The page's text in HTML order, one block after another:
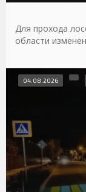
Для прохода
области
04.08.2026